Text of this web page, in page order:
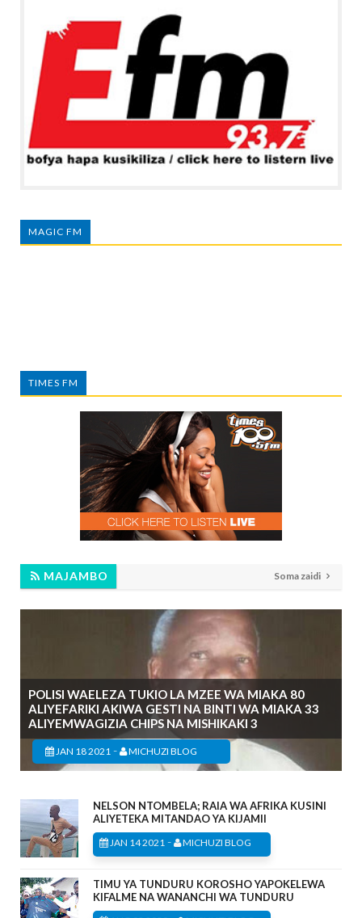
MAGIC FM
TIMES FM
MAJAMBO Soma zaidi
POLISI WAELEZA TUKIO LA MZEE WA MIAKA 80
ALIYEFARIKI AKIWA GESTI NA BINTI WA MIAKA 33
ALIYEMWAGIZIA CHIPS NA MISHIKAKI 3
JAN 18 2021 - MICHUZI BLOG
NELSON NTOMBELA; RAIA WA AFRIKA KUSINI
ALIYETEKA MITANDAO YA KIJAMII
JAN 14 2021 - MICHUZI BLOG
TIMU YA TUNDURU KOROSHO YAPOKELEWA
KIFALME NA WANANCHI WA TUNDURU